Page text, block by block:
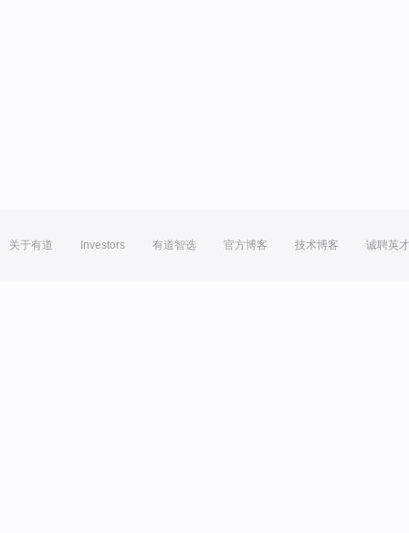
关于有道 Investors 有道智选 官方博客 技术博客 诚聘英才